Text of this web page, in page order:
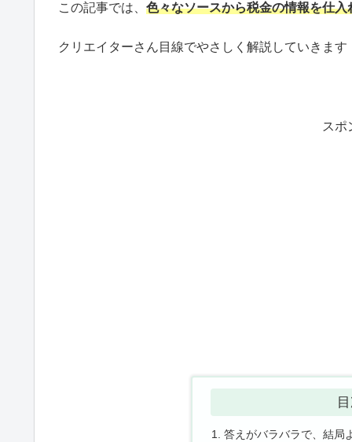
この記事では、 色々なソースから税金の情報を仕
クリエイターさん目線でやさしく解説していきます
スポ
答えがバラバラで、結局